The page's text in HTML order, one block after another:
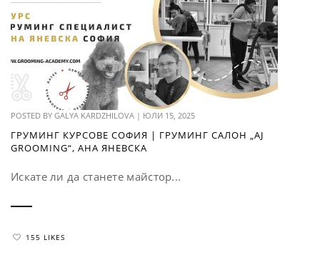
POSTED BY GALYA KARDZHILOVA | ЮЛИ 15, 2025
ГРУМИНГ КУРСОВЕ СОФИЯ | ГРУМИНГ САЛОН „AJ
GROOMING“, АНА ЯНЕВСКА
Искате ли да станете майстор...
155 LIKES